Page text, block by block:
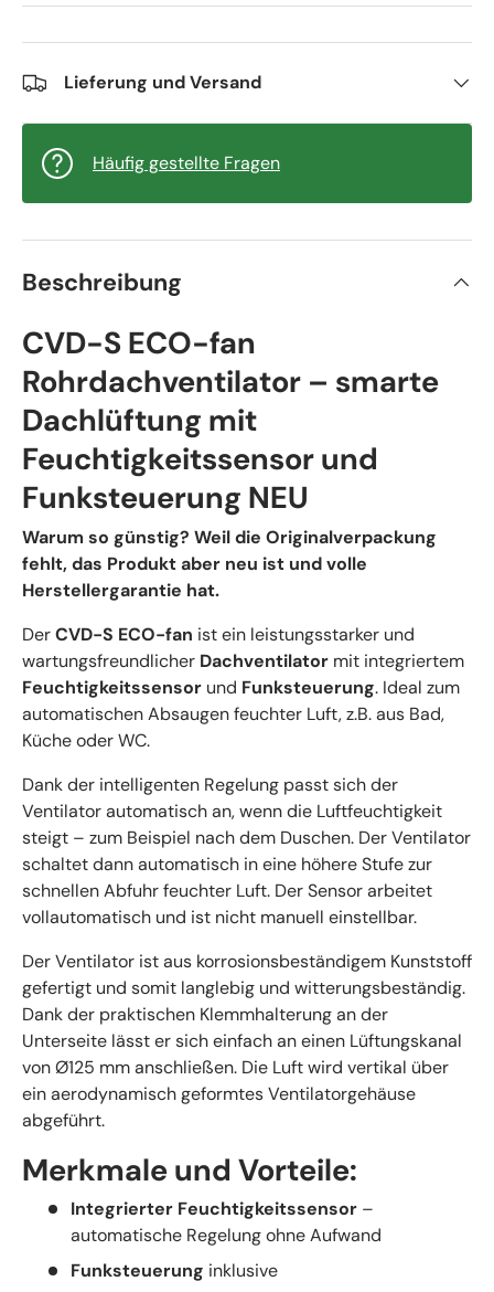
Lieferung und Versand
Häufig gestellte Fragen
Beschreibung
CVD-S ECO-fan
Rohrdachventilator – smarte
Dachlüftung mit
Feuchtigkeitssensor und
Funksteuerung NEU
Warum so günstig? Weil die Originalverpackung
fehlt, das Produkt aber neu ist und volle
Herstellergarantie hat.
DerCVD-S ECO-fan ist ein leistungsstarker und
wartungsfreundlicher Dachventilator mit integriertem
Feuchtigkeitssensor und Funksteuerung. Ideal zum
automatischen Absaugen feuchter Luft, z.B. aus Bad,
Küche oder WC.
Dank der intelligenten Regelung passt sich der
Ventilator automatisch an, wenn die Luftfeuchtigkeit
steigt – zum Beispiel nach dem Duschen. Der Ventilator
schaltet dann automatisch in eine höhere Stufe zur
schnellen Abfuhr feuchter Luft. Der Sensor arbeitet
vollautomatisch und ist nicht manuell einstellbar.
Der Ventilator ist aus korrosionsbeständigem Kunststoff
gefertigt und somit langlebig und witterungsbeständig.
Dank der praktischen Klemmhalterung an der
Unterseite lässt er sich einfach an einen Lüftungskanal
von Ø125 mm anschließen. Die Luft wird vertikal über
ein aerodynamisch geformtes Ventilatorgehäuse
abgeführt.
Merkmale und Vorteile:
Integrierter Feuchtigkeitssensor –
automatische Regelung ohne Aufwand
Funksteuerung inklusive